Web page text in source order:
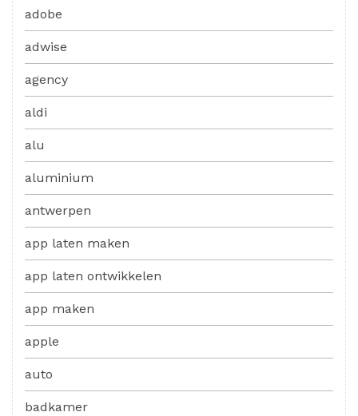
adobe
adwise
agency
aldi
alu
aluminium
antwerpen
app laten maken
app laten ontwikkelen
app maken
apple
auto
badkamer